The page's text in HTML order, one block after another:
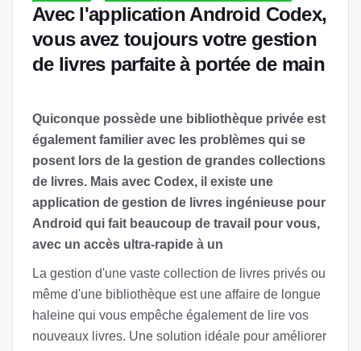
Avec l'application Android Codex,
vous avez toujours votre gestion
de livres parfaite à portée de main
Quiconque possède une bibliothèque privée est
également familier avec les problèmes qui se
posent lors de la gestion de grandes collections
de livres. Mais avec Codex, il existe une
application de gestion de livres ingénieuse pour
Android qui fait beaucoup de travail pour vous,
avec un accès ultra-rapide à un
La gestion d'une vaste collection de livres privés ou
même d'une bibliothèque est une affaire de longue
haleine qui vous empêche également de lire vos
nouveaux livres. Une solution idéale pour améliorer